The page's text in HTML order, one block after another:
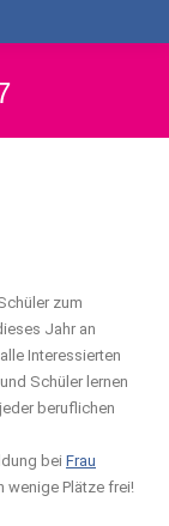
zum
Jahr an
Interessierten
Schüler lernen
beruflichen
bei Frau
wenige Plätze frei!